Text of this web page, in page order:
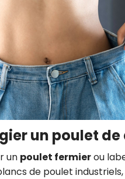
un poulet
un poulet fermierou
de poulet